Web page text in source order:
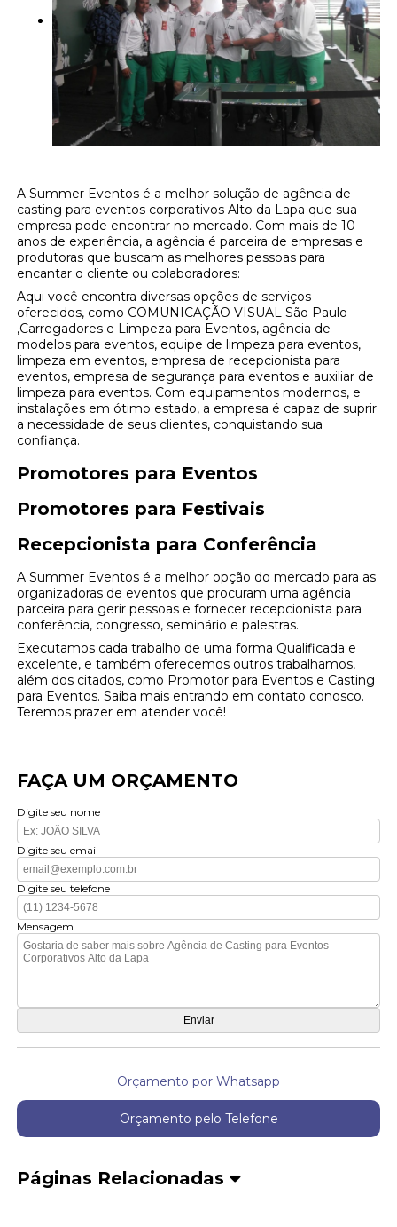
A Summer Eventos é a melhor solução de agência de
casting para eventos corporativos Alto da Lapa que sua
empresa pode encontrar no mercado. Com mais de 10
anos de experiência, a agência é parceira de empresas e
produtoras que buscam as melhores pessoas para
encantar o cliente ou colaboradores:
Aqui você encontra diversas opções de serviços
oferecidos, como COMUNICAÇÃO VISUAL São Paulo
,Carregadores e Limpeza para Eventos, agência de
modelos para eventos, equipe de limpeza para eventos,
limpeza em eventos, empresa de recepcionista para
eventos, empresa de segurança para eventos e auxiliar de
limpeza para eventos. Com equipamentos modernos, e
instalações em ótimo estado, a empresa é capaz de suprir
a necessidade de seus clientes, conquistando sua
confiança.
Promotores para Eventos
Promotores para Festivais
Recepcionista para Conferência
A Summer Eventos é a melhor opção do mercado para as
organizadoras de eventos que procuram uma agência
parceira para gerir pessoas e fornecer recepcionista para
conferência, congresso, seminário e palestras.
Executamos cada trabalho de uma forma Qualificada e
excelente, e também oferecemos outros trabalhamos,
além dos citados, como Promotor para Eventos e Casting
para Eventos. Saiba mais entrando em contato conosco.
Teremos prazer em atender você!
FAÇA UM ORÇAMENTO
Digite seu nome
Digite seu email
Digite seu telefone
Mensagem
Orçamento por Whatsapp
Orçamento pelo Telefone
Páginas Relacionadas